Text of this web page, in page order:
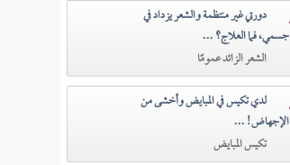
دورتي غير منتظمة والشعر يزداد في
جسمي، فما العلاج؟ ...
الشعر الزائد عمومًا
لدي تكيس في المبايض وأخشى من
الإجهاض! ...
تكيس المبايض